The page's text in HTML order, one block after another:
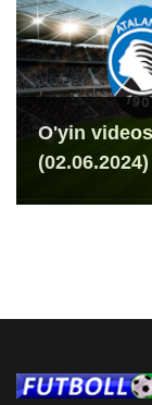
O'yin
(02.06.2024)